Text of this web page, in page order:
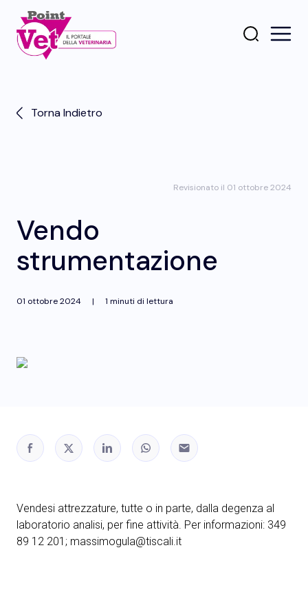
Torna Indietro
Revisionato il 01 ottobre 2024
Vendo
strumentazione
01 ottobre 2024 | 1 minuti di lettura
Vendesi attrezzature, tutte o in parte, dalla degenza al
laboratorio analisi, per fine attività. Per informazioni: 349
89 12 201; massimogula@tiscali.it